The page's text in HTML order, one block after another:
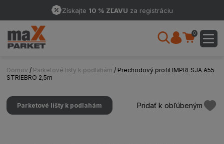
Získajte 10 % ZĽAVU za registráciu
0
Domov / Parketové lišty k podlahám / Prechodový profil IMPRESJA A55
STRIEBRO 2,5m
Parketové lišty k podlahám Pridať k obľúbeným